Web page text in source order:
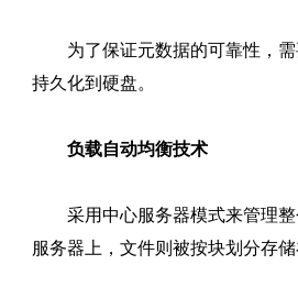
为了保证元数据的可靠性，需
持久化到硬盘。
负载自动均衡技术
采用中心服务器模式来管理整
服务器上，文件则被按块划分存